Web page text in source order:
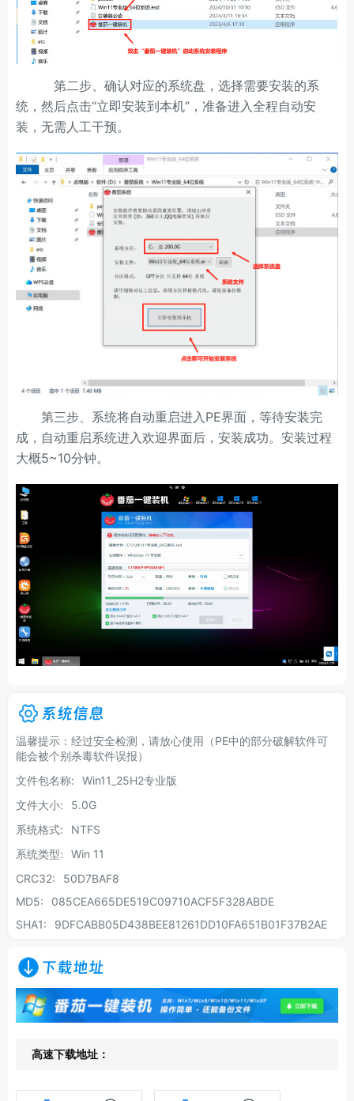
第二步、确认对应的系统盘，选择需要安装的系
统，然后点击“立即安装到本机”，准备进入全程自动安
装，无需人工干预。
第三步、系统将自动重启进入PE界面，等待安装完
成，自动重启系统进入欢迎界面后，安装成功。安装过程
大概5~10分钟。
系统信息
温馨提示：经过安全检测，请放心使用（PE中的部分破解软件可
能会被个别杀毒软件误报）
文件包名称:
Win11_25H2专业版
文件大小:
5.0G
系统格式:
NTFS
系统类型:
Win 11
CRC32:
50D7BAF8
MD5:
085CEA665DE519C09710ACF5F328ABDE
SHA1:
9DFCABB05D438BEE81261DD10FA651B01F37B2AE
下载地址
高速下载地址：